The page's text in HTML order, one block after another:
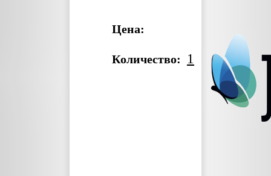
Цена:
Количество: 1